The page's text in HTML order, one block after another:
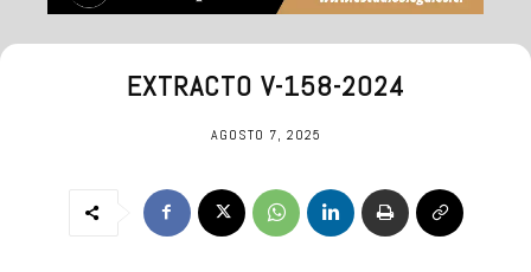
EXTRACTO V-158-2024
AGOSTO 7, 2025